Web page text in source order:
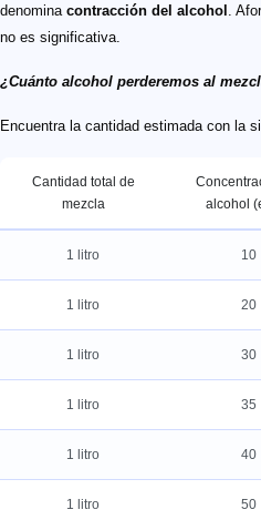
denomina contracción del alcohol .
no es significativa.
¿Cuánto alcohol perderemos al
Encuentra la cantidad estimada con la
Cantidad total de
mezcla
alcohol
1 litro 10
1 litro 20
1 litro 30
1 litro 35
1 litro 40
1 litro 50